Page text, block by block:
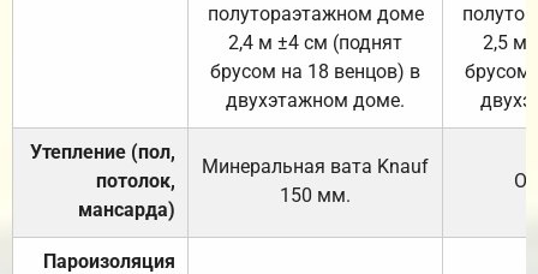
полутораэтажном доме
2,4 м ±4 см (поднят
брусом на 18 венцов) в
двухэтажном доме.
2,5 м
брусом
Утепление (пол,
потолок,
мансарда)
Минеральная вата Knauf
150 мм.
Пароизоляция